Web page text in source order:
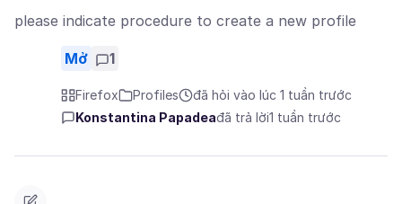
please indicate procedure to create a new profile
Mở 1
Firefox Profiles
đã hỏi vào lúc 1 tuần trước
Konstantina Papadeađã trả lời1 tuần trước